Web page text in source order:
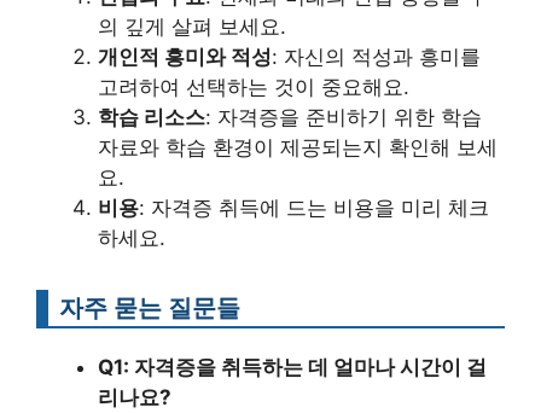
의 깊게 살펴 보세요.
개인적 흥미와 적성: 자신의 적성과 흥미를
고려하여 선택하는 것이 중요해요.
학습 리소스: 자격증을 준비하기 위한 학습
자료와 학습 환경이 제공되는지 확인해 보세
요.
비용: 자격증 취득에 드는 비용을 미리 체크
하세요.
자주 묻는 질문들
Q1: 자격증을 취득하는 데 얼마나 시간이 걸
리나요?